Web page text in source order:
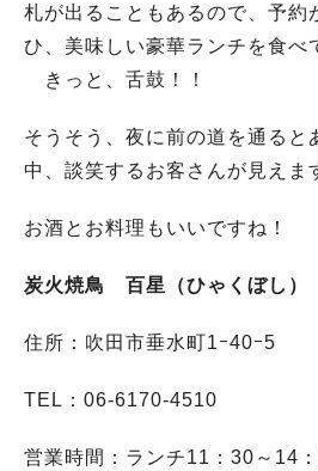
札が出ることもあるので、予
ひ、美味しい豪華ランチを食べ
きっと、舌鼓！！
そうそう、夜に前の道を通ると
中、談笑するお客さんが見え
お酒とお料理もいいですね！
炭火焼鳥 百星（ひゃくぼし）
住所：吹田市垂水町1ｰ40ｰ5
TEL：06-6170-4510
営業時間：ランチ11：30～14